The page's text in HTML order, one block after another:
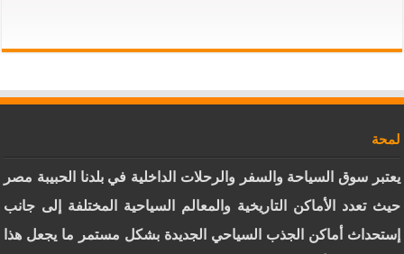
لمحة
يعتبر سوق السياحة والسفر والرحلات الداخلية في بلدنا الحبيبة مصر
حيث تعدد الأماكن التاريخية والمعالم السياحية المختلفة إلى جانب
إستحداث أماكن الجذب السياحي الجديدة بشكل مستمر ما يجعل هذا